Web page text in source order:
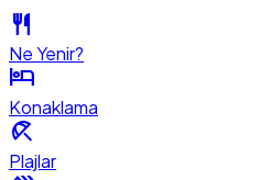
restaurant
Ne Yenir?
hotel
Konaklama
beach_access
Plajlar